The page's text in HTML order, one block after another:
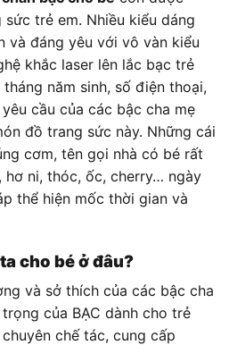
trẻ em. Nhiều kiểu dáng
và đáng yêu với vô vàn kiểu
khắc laser lên lắc bạc trẻ
năm sinh, số điện thoại,
cầu của các bậc cha mẹ
đồ trang sức này. Những cái
cơm, tên gọi nhà có bé rất
hơ ni, thóc, ốc, cherry… ngày
thể hiện mốc thời gian và
cho bé ở đâu?
và sở thích của các bậc cha
của BẠC dành cho trẻ
chế tác, cung cấp